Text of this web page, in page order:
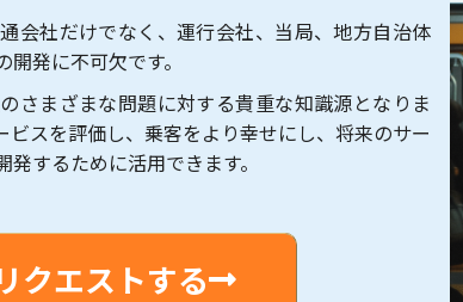
会社だけでなく、運行会社、当局、地方自治体
発に不可欠です。
さまざまな問題に対する貴重な知識源となりま
ビスを評価し、乗客をより幸せにし、将来のサー
するために活用できます。
クエストする